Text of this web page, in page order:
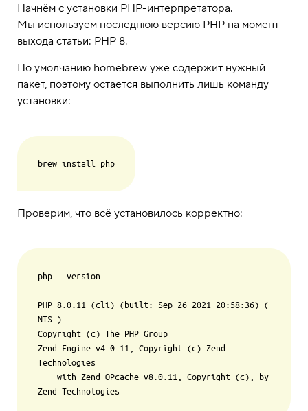
Начнём с установки PHP-интерпретатора.
Мы используем последнюю версию PHP на момент
выхода статьи: PHP 8.
По умолчанию homebrew уже содержит нужный
пакет, поэтому остается выполнить лишь команду
установки:
Проверим, что всё установилось корректно:
php --version
PHP 8.0.11 (cli) (built: Sep 26 2021 20:58:36) (
NTS )
Copyright (c) The PHP Group
Zend Engine v4.0.11, Copyright (c) Zend
Technologies